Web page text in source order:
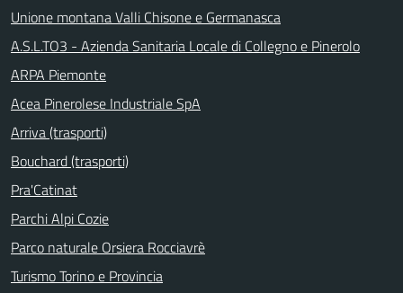
Unione montana Valli Chisone e Germanasca
A.S.L.TO3 - Azienda Sanitaria Locale di Collegno e Pinerolo
ARPA Piemonte
Acea Pinerolese Industriale SpA
Arriva (trasporti)
Bouchard (trasporti)
Pra'Catinat
Parchi Alpi Cozie
Parco naturale Orsiera Rocciavrè
Turismo Torino e Provincia